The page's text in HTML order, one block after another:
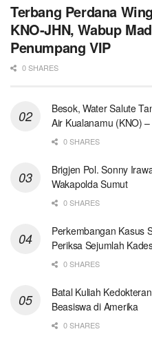
Terbang Perdana
KNO-JHN, Wabup
Penumpang VIP
0 SHARES
Besok, Water Salute
Air Kualanamu (KNO)
0 SHARES
Brigjen Pol. Sonny
Wakapolda Sumut
0 SHARES
Perkembangan Kasus
Periksa Sejumlah
0 SHARES
Batal Kuliah
Beasiswa di Amerika
0 SHARES